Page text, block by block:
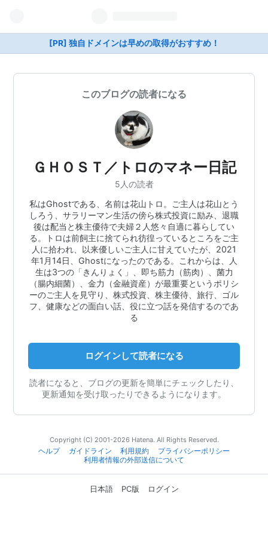
[PR] 独自ドメインは早めの取得がおすすめ！
このブログの読者になる
ＧＨＯＳＴ／トロのマネー日記
5人の読者
私はGhostである、名前は花山トロ。ご主人は花山とう
しろう、サラリーマン生活の傍ら株式投資に励み、退職
後は配当と株主優待で夫婦２人悠々自適に暮らしてい
る。トロは前飼主に捨てられ彷徨っているところをご主
人に拾われ、以来優しいご主人に甘えていたが、2021
年1月14日、Ghostになったのである。これからは、人
生は3つの「きんりょく」、即ち筋力（筋肉）、菌力
（腸内細菌）、金力（金融資産）が最重要というポリシ
ーのご主人を見守り、株式投資、株主優待、旅行、ゴル
フ、健康などの面白い話、役に立つ話を発信するのであ
る
ログインして読者になる
読者になると、ブログの更新を簡単にチェックしたり、
更新通知を受け取ったりできるようになります。
Copyright (C) 2001-2026 Hatena. All Rights Reserved.
ヘルプ
ガイドライン 利用規約
プライバシーポリシー
利用者情報の外部送信について
日本語 PC版 ログイン